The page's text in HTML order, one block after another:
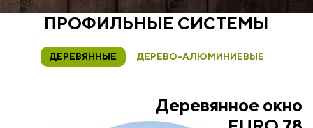
ПРОФИЛЬНЫЕ СИСТЕМЫ
ДЕРЕВЯННЫЕ ДЕРЕВО-АЛЮМИНИЕВЫЕ
Деревянное
Деревянное окно
Деревянное окно